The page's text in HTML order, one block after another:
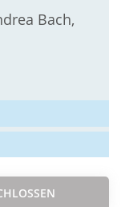
Bach,